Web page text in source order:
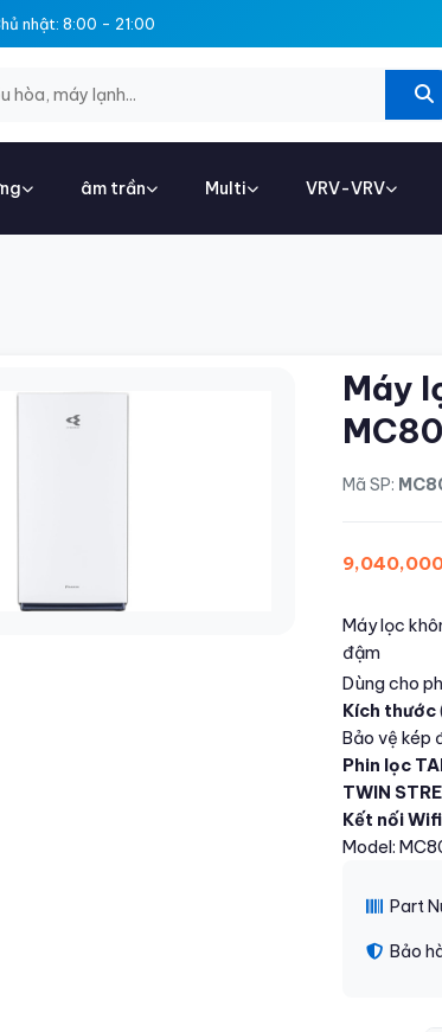
nhật: 8:00 - 21:00
âm trần Multi VRV-VRV
Máy
Mã SP:
Máy lọc
đậm
Dùng cho
Kích thước
Bảo vệ kép
Phin lọc
TWIN
Kết nối Wifi
Model:
Part
Bảo